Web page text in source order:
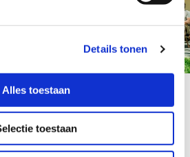
Details tonen
Alles toestaan
toestaan